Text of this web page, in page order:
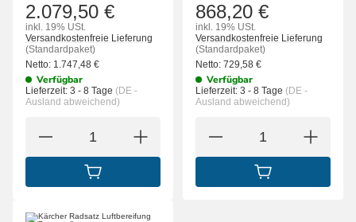
2.079,50 €
inkl. 19% USt.
Versandkostenfreie Lieferung
(Standardpaket)
Netto: 1.747,48 €
Verfügbar
Lieferzeit: 3 - 8 Tage (DE -
Ausland abweichend)
IN DEN WARENKORB
868,20 €
inkl. 19% USt.
Versandkostenfreie Lieferung
(Standardpaket)
Netto: 729,58 €
Verfügbar
Lieferzeit: 3 - 8 Tage (DE -
Ausland abweichend)
IN DEN